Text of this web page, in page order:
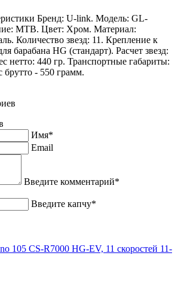
Бренд: U-link. Модель: GL-
МТВ. Цвет: Хром. Материал:
Количество звезд: 11. Крепление к
барабана HG (стандарт). Расчет звезд:
нетто: 440 гр. Транспортные габариты:
- 550 грамм.
Имя*
Email
Введите комментарий*
Введите капчу*
105 CS-R7000 HG-EV, 11 скоростей 11-